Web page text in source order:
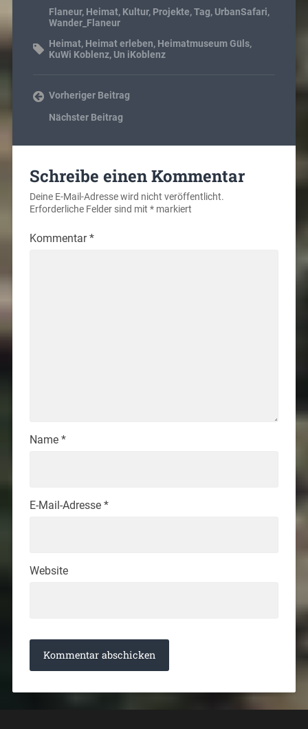
Flaneur, Heimat, Kultur, Projekte,Tag, UrbanSafari,
Wander_Flaneur
Heimat, Heimat erleben, Heimatmuseum Güls,
KuWi Koblenz, Un iKoblenz
Vorheriger Beitrag
Nächster Beitrag
Schreibe einen Kommentar
Deine E-Mail-Adresse wird nicht veröffentlicht.
Erforderliche Felder sind mit *markiert
Kommentar*
Name *
E-Mail-Adresse *
Website